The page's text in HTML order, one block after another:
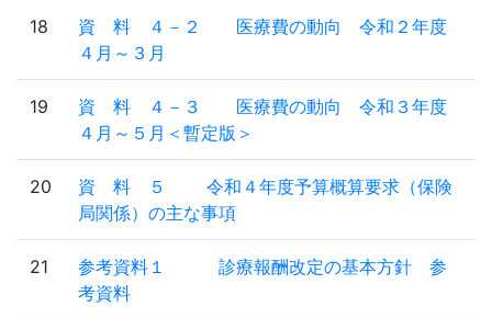
18
資 料 ４－２ 医療費の動向 令和２年度
４月～３月
19
資 料 ４－３ 医療費の動向 令和３年度
４月～５月＜暫定版＞
20
資 料 ５ 令和４年度予算概算要求（保険
局関係）の主な事項
21
参考資料１ 診療報酬改定の基本方針 参
考資料